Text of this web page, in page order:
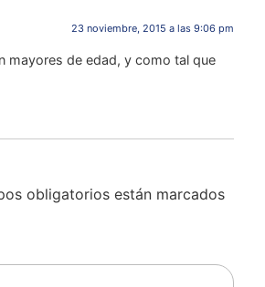
23 noviembre, 2015 a las 9:06 pm
mayores de edad, y como tal que
obligatorios están marcados